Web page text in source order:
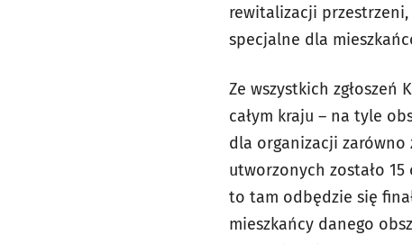
rewitalizacji
specjalne dla
Ze wszystkich zgłoszeń
całym kraju – na tyle
dla organizacji zarówno
utworzonych zostało
to tam odbędzie się
mieszkańcy danego